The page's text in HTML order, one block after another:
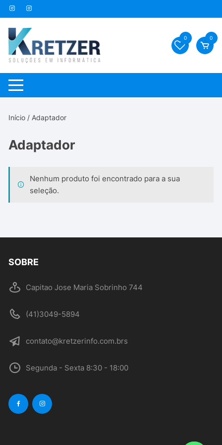
Pular
para
conteúdo
0 0
Início / Adaptador
Adaptador
Nenhum produto foi encontrado para a sua
seleção.
SOBRE
Capitao Jose Maria Sobrinho 744
(41)3049-5894
contato@kretzerinfo.com.brs
Segunda - Sexta 8:30 - 18:00